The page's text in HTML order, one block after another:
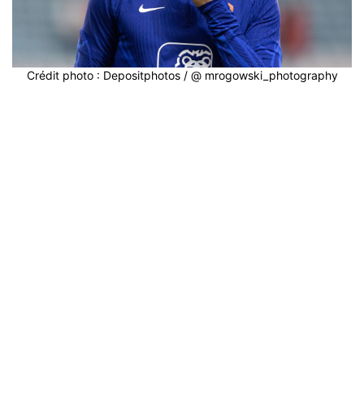
Crédit photo : Depositphotos / @ mrogowski_photography